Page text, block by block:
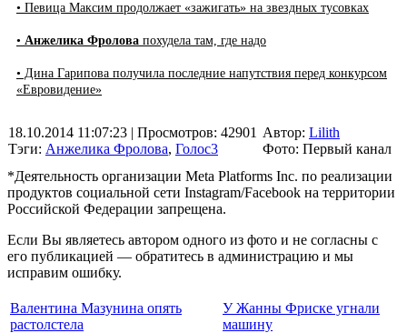
• Певица Максим продолжает «зажигать» на звездных тусовках
• Анжелика Фролова похудела там, где надо
• Дина Гарипова получила последние напутствия перед конкурсом
«Евровидение»
18.10.2014 11:07:23 | Просмотров: 42901
Тэги: Анжелика Фролова, Голос3
Автор: Lilith
Фото: Первый канал
*Деятельность организации Meta Platforms Inc. по реализации
продуктов социальной сети Instagram/Facebook на территории
Российской Федерации запрещена.
Если Вы являетесь автором одного из фото и не согласны с
его публикацией — обратитесь в администрацию и мы
исправим ошибку.
Валентина Мазунина опять
растолстела
У Жанны Фриске угнали
машину